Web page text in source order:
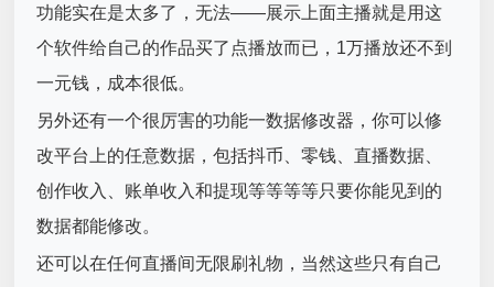
功能实在是太多了，无法——展示上面主播就是用这
个软件给自己的作品买了点播放而已，1万播放还不到
一元钱，成本很低。
另外还有一个很厉害的功能一数据修改器，你可以修
改平台上的任意数据，包括抖币、零钱、直播数据、
创作收入、账单收入和提现等等等等只要你能见到的
数据都能修改。
还可以在任何直播间无限刷礼物，当然这些只有自己